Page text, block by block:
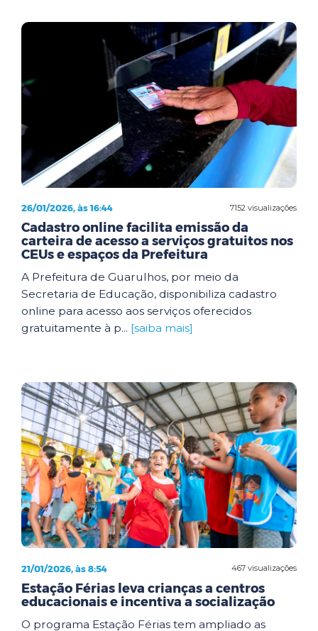
7152 visualizações
26/01/2026, às 16:44
Cadastro online facilita emissão da
carteira de acesso a serviços gratuitos nos
CEUs e espaços da Prefeitura
A Prefeitura de Guarulhos, por meio da
Secretaria de Educação, disponibiliza cadastro
online para acesso aos serviços oferecidos
gratuitamente à p... [saiba mais]
467 visualizações
21/01/2026, às 8:54
Estação Férias leva crianças a centros
educacionais e incentiva a socialização
O programa Estação Férias tem ampliado as